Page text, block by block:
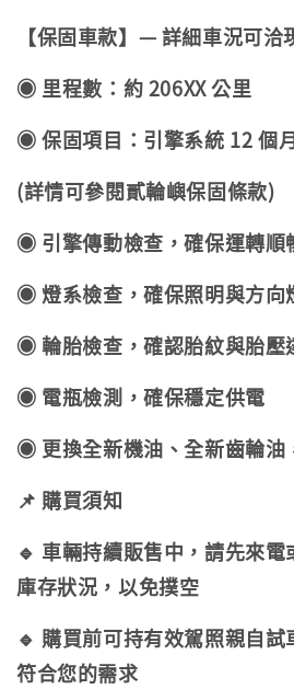
【保固車款】— 詳細車況可洽
◉ 里程數：約 206XX 公里
◉ 保固項目：引擎系統 12 個
(詳情可參閱貳輪嶼保固條款)
◉ 引擎傳動檢查，確保運轉順
◉ 燈系檢查，確保照明與方向
◉ 輪胎檢查，確認胎紋與胎壓
◉ 電瓶檢測，確保穩定供電
◉ 更換全新機油、全新齒輪油
📌 購買須知
🔹 車輛持續販售中，請先來
庫存狀況，以免撲空
🔹 購買前可持有效駕照親自
符合您的需求